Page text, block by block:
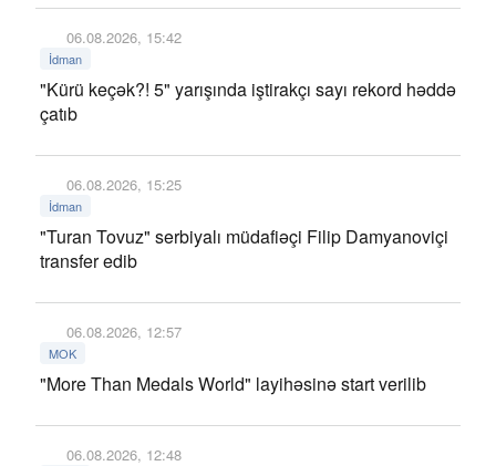
06.08.2026, 15:42
İdman
"Kürü keçək?! 5" yarışında iştirakçı sayı rekord həddə
çatıb
06.08.2026, 15:25
İdman
"Turan Tovuz" serbiyalı müdafiəçi Filip Damyanoviçi
transfer edib
06.08.2026, 12:57
MOK
"More Than Medals World" layihəsinə start verilib
06.08.2026, 12:48